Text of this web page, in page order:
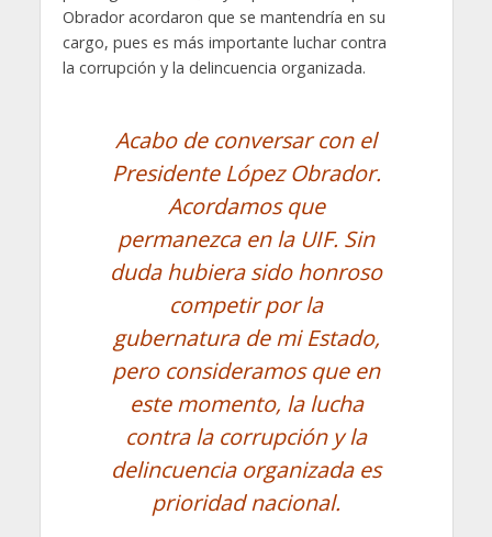
Obrador acordaron que se mantendría en su
cargo, pues es más importante luchar contra
la corrupción y la delincuencia organizada.
Acabo de conversar con el
Presidente López Obrador.
Acordamos que
permanezca en la UIF. Sin
duda hubiera sido honroso
competir por la
gubernatura de mi Estado,
pero consideramos que en
este momento, la lucha
contra la corrupción y la
delincuencia organizada es
prioridad nacional.